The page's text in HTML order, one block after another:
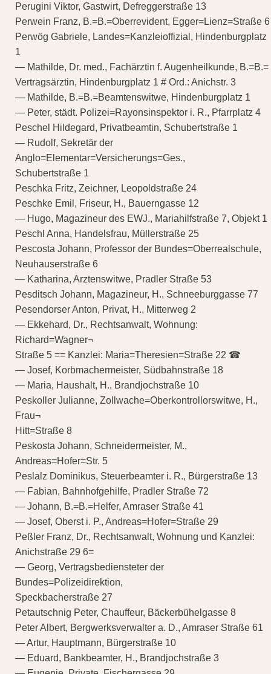
Perugini Viktor, Gastwirt, Defreggerstraße 13
Perwein Franz, B.=B.=Oberrevident, Egger=Lienz=Straße 6
Perwög Gabriele, Landes=Kanzleioffizial, Hindenburgplatz
1
— Mathilde, Dr. med., Fachärztin f. Augenheilkunde, B.=B.=
Vertragsärztin, Hindenburgplatz 1 # Ord.: Anichstr. 3
— Mathilde, B.=B.=Beamtenswitwe, Hindenburgplatz 1
— Peter, städt. Polizei=Rayonsinspektor i. R., Pfarrplatz 4
Peschel Hildegard, Privatbeamtin, Schubertstraße 1
— Rudolf, Sekretär der
Anglo=Elementar=Versicherungs=Ges.,
Schubertstraße 1
Peschka Fritz, Zeichner, Leopoldstraße 24
Peschke Emil, Friseur, H., Bauerngasse 12
— Hugo, Magazineur des EWJ., Mariahilfstraße 7, Objekt 1
Peschl Anna, Handelsfrau, Müllerstraße 25
Pescosta Johann, Professor der Bundes=Oberrealschule,
Neuhauserstraße 6
— Katharina, Arztenswitwe, Pradler Straße 53
Pesditsch Johann, Magazineur, H., Schneeburggasse 77
Pesendorser Anton, Privat, H., Mitterweg 2
— Ekkehard, Dr., Rechtsanwalt, Wohnung:
Richard=Wagner¬
Straße 5 == Kanzlei: Maria=Theresien=Straße 22 ☎
— Josef, Korbmachermeister, Südbahnstraße 18
— Maria, Haushalt, H., Brandjochstraße 10
Peskoller Julianne, Zollwache=Oberkontrollorswitwe, H.,
Frau¬
Hitt=Straße 8
Peskosta Johann, Schneidermeister, M.,
Andreas=Hofer=Str. 5
Peslalz Dominikus, Steuerbeamter i. R., Bürgerstraße 13
— Fabian, Bahnhofgehilfe, Pradler Straße 72
— Johann, B.=B.=Helfer, Amraser Straße 41
— Josef, Oberst i. P., Andreas=Hofer=Straße 29
Peßler Franz, Dr., Rechtsanwalt, Wohnung und Kanzlei:
Anichstraße 29 6=
— Georg, Vertragsbediensteter der
Bundes=Polizeidirektion,
Speckbacherstraße 27
Petautschnig Peter, Chauffeur, Bäckerbühelgasse 8
Peter Albert, Bergwerksverwalter a. D., Amraser Straße 61
— Artur, Hauptmann, Bürgerstraße 10
— Eduard, Bankbeamter, H., Brandjochstraße 3